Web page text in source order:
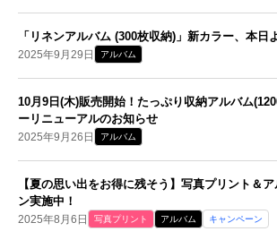
「リネンアルバム (300枚収納)」新カラー、本日
2025年9月29日 アルバム
10月9日(木)販売開始！たっぷり収納アルバム
ーリニューアルのお知らせ
2025年9月26日 アルバム
【夏の思い出をお得に残そう】写真プリント＆
ン実施中！
2025年8月6日 写真プリント アルバム キャンペーン